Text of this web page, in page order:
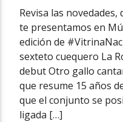
Revisa las
te presentamos en
edición de
sexteto cuequero La
debut Otro gallo
que resume 15 años
que el conjunto se
ligada […]